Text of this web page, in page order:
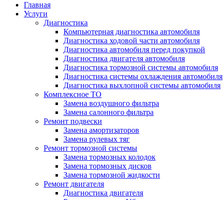
Главная
Услуги
Диагностика
Компьютерная диагностика автомобиля
Диагностика ходовой части автомобиля
Диагностика автомобиля перед покупкой
Диагностика двигателя автомобиля
Диагностика тормозной системы автомобиля
Диагностика системы охлаждения автомобиля
Диагностика выхлопной системы автомобиля
Комплексное ТО
Замена воздушного фильтра
Замена салонного фильтра
Ремонт подвески
Замена амортизаторов
Замена рулевых тяг
Ремонт тормозной системы
Замена тормозных колодок
Замена тормозных дисков
Замена тормозной жидкости
Ремонт двигателя
Диагностика двигателя